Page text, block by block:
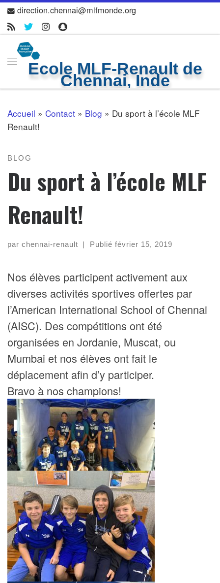
Skip to content
direction.chennai@mlfmonde.org
Ecole MLF-Renault de
Chennai, Inde
Menu
Accueil » Contact » Blog » Du sport à l’école MLF
Renault!
BLOG
Du sport à l’école MLF
Renault!
par chennai-renault | Publié février 15, 2019
Nos élèves participent activement aux
diverses activités sportives offertes par
l’American International School of Chennai
(AISC). Des compétitions ont été
organisées en Jordanie, Muscat, ou
Mumbai et nos élèves ont fait le
déplacement afin d’y participer.
Bravo à nos champions!